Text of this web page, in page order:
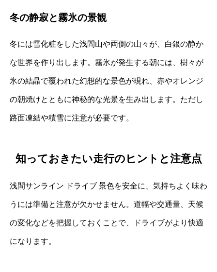
冬の静寂と霧氷の景観
冬には雪化粧をした浅間山や両側の山々が、白銀の静か
な世界を作り出します。霧氷が発生する朝には、樹々が
氷の結晶で覆われた幻想的な景色が現れ、赤やオレンジ
の朝焼けとともに神秘的な光景を生み出します。ただし
路面凍結や積雪に注意が必要です。
知っておきたい走行のヒントと注意点
浅間サンライン ドライブ 景色を安全に、気持ちよく味わ
うには準備と注意が欠かせません。道幅や交通量、天候
の変化などを把握しておくことで、ドライブがより快適
になります。